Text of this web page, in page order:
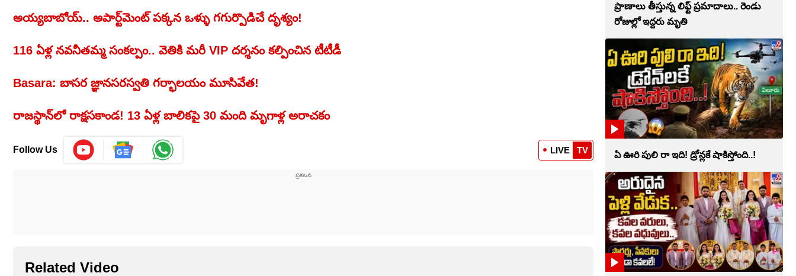
అయ్యబాబోయ్‌.. అపార్ట్‌మెంట్ పక్కన ఒళ్ళు గగుర్పొడిచే దృశ్యం!
116 ఏళ్ల నవనీతమ్మ సంకల్పం.. వెతికి మరీ VIP దర్శనం కల్పించిన టీటీడీ
Basara: బాసర జ్ఞానసరస్వతి గర్భాలయం మూసివేత!
రాజస్థాన్‌లో రాక్షసకాండ! 13 ఏళ్ల బాలికపై 30 మంది మృగాళ్ల అరాచకం
Follow Us LIVE TV
Related Video
ప్రాణాలు తీస్తున్న లిఫ్ట్‌ ప్రమాదాలు.. రెండు
రోజుల్లో ఇద్దరు మృతి
ఏ ఊరి పులి రా ఇది! డ్రోన్లకే షాకిస్తోంది..!